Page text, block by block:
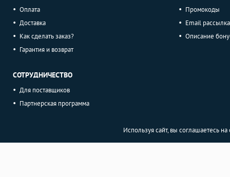
Оплата
Доставка
Как сделать заказ?
Гарантия и возврат
СОТРУДНИЧЕСТВО
Для поставщиков
Партнерская программа
Промокоды
Email рассылка
Описание
Используя сайт, вы соглашаетесь